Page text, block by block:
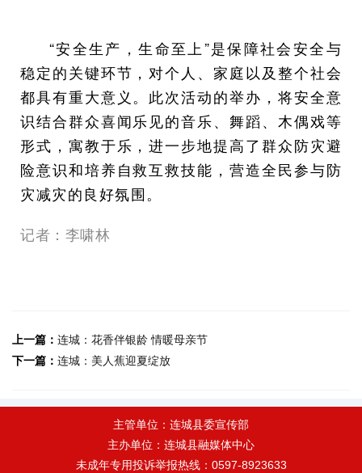
“安全生产，生命至上”是保障社会安全与
稳定的关键环节，对个人、家庭以及整个社会
都具有重大意义。此次活动的举办，将安全意
识结合群众喜闻乐见的音乐、舞蹈、木偶戏等
形式，寓教于乐，进一步地提高了群众防灾避
险意识和培养自救互救技能，营造全民参与防
灾减灾的良好氛围。
记者：李啸林
上一篇： 连城：花香伴银龄 情暖母亲节
下一篇： 连城：美人蕉迎夏绽放
主管单位：连城县委宣传部
主办单位：连城县融媒体中心
未成年专用投诉举报热线：0597-8923633